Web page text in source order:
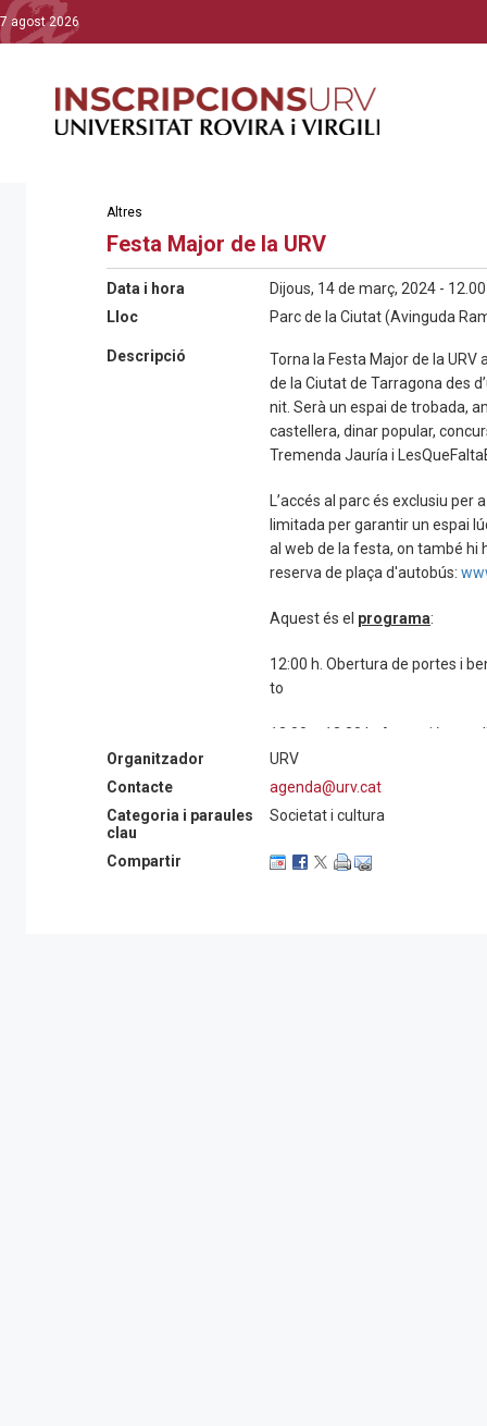
7 agost 2026
Altres
Festa Major de la URV
Data i hora
Dijous, 14 de març, 2024 -
Lloc
Parc de la Ciutat (Avinguda
Descripció
Torna la Festa Major de la
de la Ciutat de Tarragona des
nit. Serà un espai de trobada,
castellera, dinar popular,
Tremenda Jauría i
L’accés al parc és exclusiu
limitada per garantir un espai
al web de la festa, on també hi
reserva de plaça d'autobús:
Aquest és el programa:
12:00 h. Obertura de portes i
to
13:00 – 13:30 h. Actuació
xinès i aperitiu
Organitzador
URV
Contacte
agenda@urv.cat
Categoria i paraules
clau
Societat i cultura
Compartir